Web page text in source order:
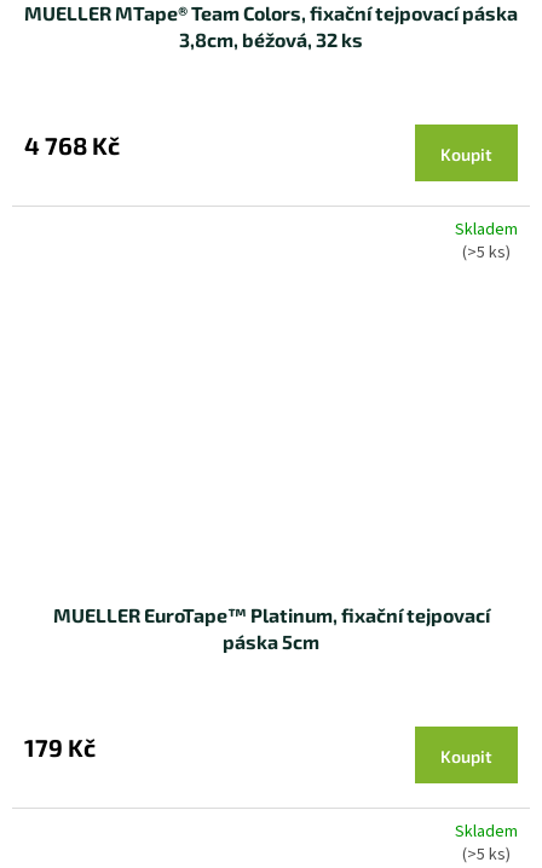
MUELLER MTape® Team Colors, fixační tejpovací páska
3,8cm, béžová, 32 ks
4 768 Kč Koupit
Skladem
(>5 ks)
MUELLER EuroTape™ Platinum, fixační tejpovací
páska 5cm
179 Kč Koupit
Skladem
(>5 ks)